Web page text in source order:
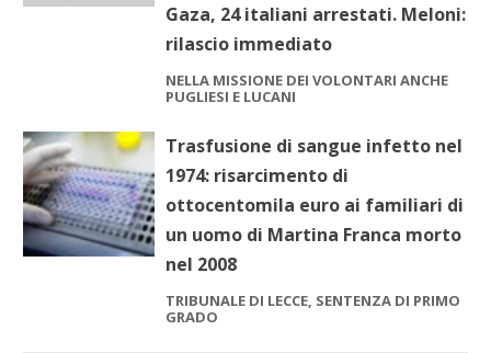
Gaza, 24 italiani arrestati. Meloni:
rilascio immediato
NELLA MISSIONE DEI VOLONTARI ANCHE
PUGLIESI E LUCANI
Trasfusione di sangue infetto nel
1974: risarcimento di
ottocentomila euro ai familiari di
un uomo di Martina Franca morto
nel 2008
TRIBUNALE DI LECCE, SENTENZA DI PRIMO
GRADO